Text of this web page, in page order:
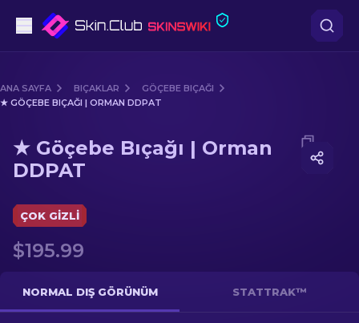
Orta seviye
Tüfek
Bıçaklar
Kasalar
ANA SAYFA BIÇAKLAR
GÖÇEBE BIÇAĞI
★ GÖÇEBE BIÇAĞI | ORMAN DDPAT
Media of ★ Göçebe Bıçağı | Orman DDPAT
★ Göçebe Bıçağı | Orman
DDPAT
ÇOK GIZLI
$195.99
NORMAL DIŞ GÖRÜNÜM STATTRAK™